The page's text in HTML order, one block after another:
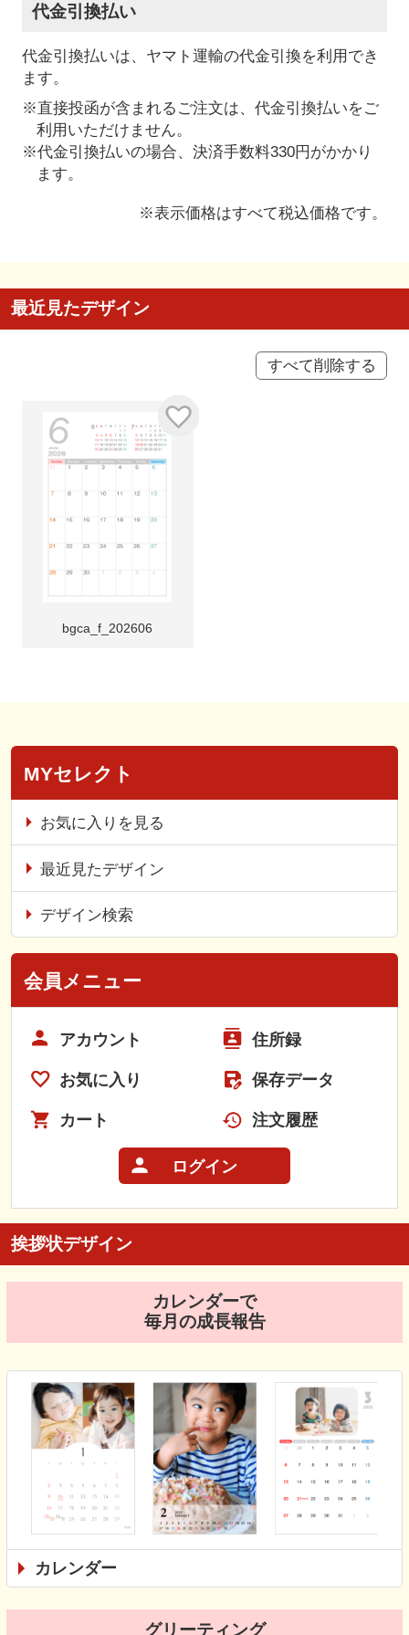
代金引換払い
代金引換払いは、ヤマト運輸の代金引換を利用でき
ます。
※直接投函が含まれるご注文は、代金引換払いをご
利用いただけません。
※代金引換払いの場合、決済手数料330円がかかり
ます。
※表示価格はすべて税込価格です。
最近見たデザイン
すべて削除する
bgca_f_202606
MYセレクト
お気に入りを見る
最近見たデザイン
デザイン検索
会員メニュー
アカウント 住所録
お気に入り 保存データ
カート 注文履歴
ログイン
挨拶状デザイン
カレンダーで
毎月の成長報告
カレンダー
グリーティング